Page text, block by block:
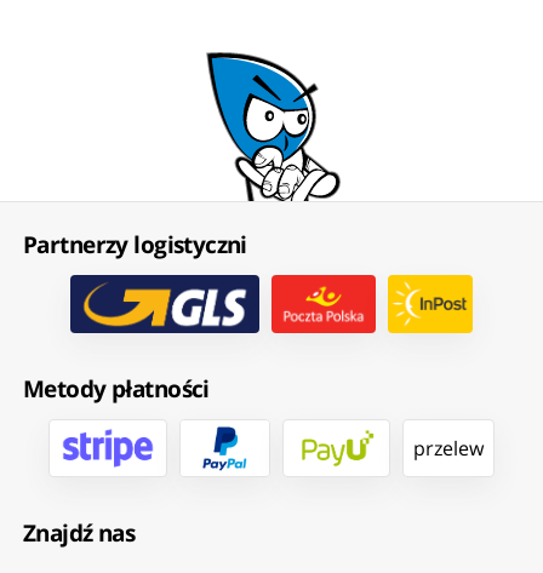
Partnerzy logistyczni
Metody płatności
przelew
Znajdź nas